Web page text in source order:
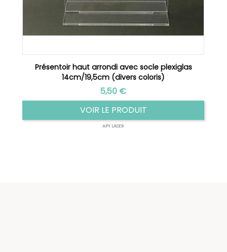
Présentoir haut arrondi avec socle plexiglas
14cm/19,5cm (divers coloris)
Prix
5,50 €
VOIR LE PRODUIT
APY LASER